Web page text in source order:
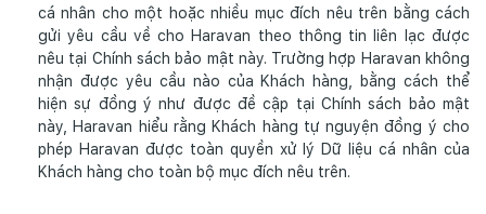
cá nhân cho một hoặc nhiều mục đích nêu trên bằng cách
gửi yêu cầu về cho Haravan theo thông tin liên lạc được
nêu tại Chính sách bảo mật này. Trường hợp Haravan không
nhận được yêu cầu nào của Khách hàng, bằng cách thể
hiện sự đồng ý như được đề cập tại Chính sách bảo mật
này, Haravan hiểu rằng Khách hàng tự nguyện đồng ý cho
phép Haravan được toàn quyền xử lý Dữ liệu cá nhân của
Khách hàng cho toàn bộ mục đích nêu trên.